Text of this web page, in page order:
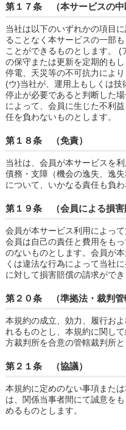
第１７条 （本サービスの中
当社は以下のいずれかの項目
ることなく本サービスの一部
ことができるものとします。
の保守または更新を定期的も
停電、天災等の不可抗力によ
(ウ)当社が、運用上もしくは
停止が必要であると判断した
によって、会員に生じた不利
任を負わないものとします。
第１８条 （免責）
当社は、会員が本サービスを
債務・支障（機会の逸失、逸
について、いかなる責任も負わ
第１９条 （会員による損害
会員が本サービス利用によっ
会員は自己の責任と費用をも
のないものとします。会員が
くは違法な行為によって当社
に対して損害賠償の請求ができ
第２０条 （準拠法・裁判管
本規約の成立、効力、履行お
れるものとし、本規約に関し
方裁判所を合意の管轄裁判所と
第２１条 （協議）
本規約に定めのない事項また
は、関係当事者間にて誠意を
めるものとします。